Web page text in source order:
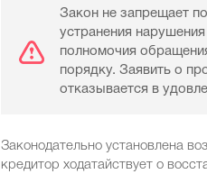
Закон не запрещает
устранения
полномочия
порядку. Заявить о
отказывается в
Законодательно установлена
кредитор ходатайствует о